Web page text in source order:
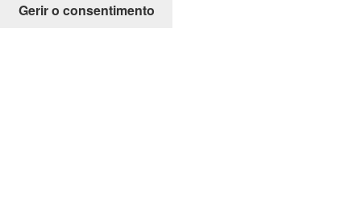
Gerir o consentimento